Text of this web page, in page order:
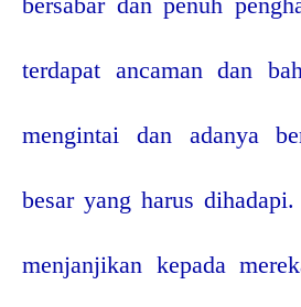
terdapat ancaman dan
mengintai dan adanya
besar yang harus
menjanjikan kepada